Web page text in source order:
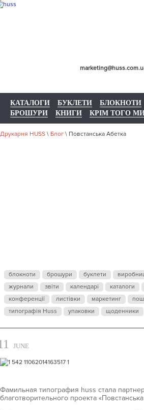
КАТАЛОГИ БУКЛЕТИ БЛОКНОТИ
БРОШУРИ
КНИГИ КРІМ ТОГО
Друкарня HUSS \ Блог \ Повстанська Абетка
блокноти брошури буклети
журнали
звіти календарі каталоги
конференції
листівки маркетинг
типографія Huss
упаковки щоденники
JUNE
Фамильная типография huss стала
благотворительного проекта